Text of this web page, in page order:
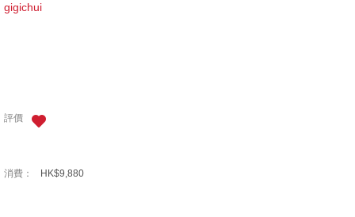
gigichui
評價
消費： HK$9,880